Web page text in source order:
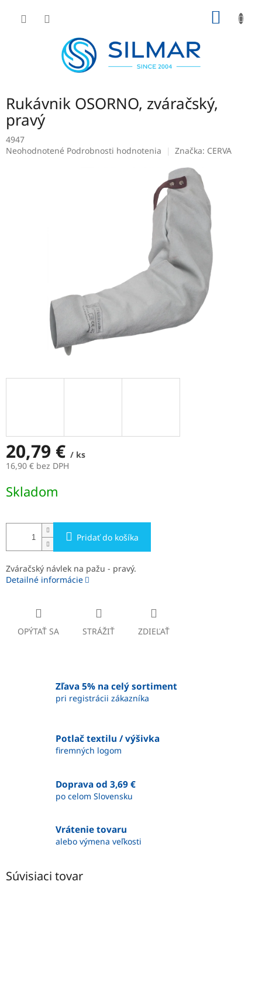
Rukávnik OSORNO, zváračský,
pravý
4947
Priemerné
Neohodnotené Podrobnosti hodnotenia Značka: CERVA
20,79 € / ks
16,90 € bez DPH
cena:
Skladom
Pridať do košíka
Zváračský návlek na pažu - pravý.
Detailné informácie
OPÝTAŤ SA STRÁŽIŤ ZDIEĽAŤ
Zľava 5% na celý sortiment
pri registrácii zákazníka
Potlač textilu / výšivka
firemných logom
Doprava od 3,69 €
po celom Slovensku
Vrátenie tovaru
alebo výmena veľkosti
Súvisiaci tovar